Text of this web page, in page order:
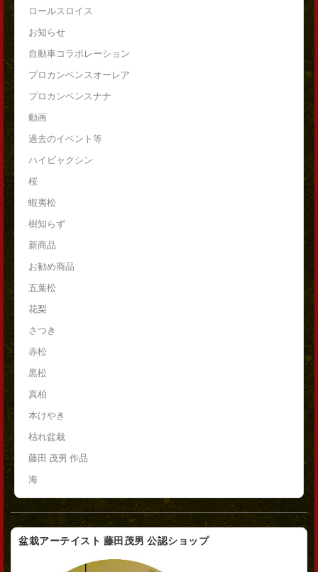
ロールスロイス
お知らせ
自動車コラボレーション
プロカンベンスオーレア
プロカンベンスナナ
動画
過去のイベント等
ハイビャクシン
桜
蝦夷松
樹知らず
新商品
お勧め商品
五葉松
花梨
さつき
赤松
黒松
真柏
本けやき
枯れ盆栽
藤田 茂男 作品
海
盆栽アーテイスト 藤田茂男 公認ショップ